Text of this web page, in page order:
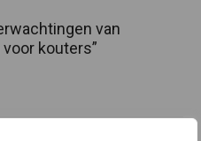
van
kouters”